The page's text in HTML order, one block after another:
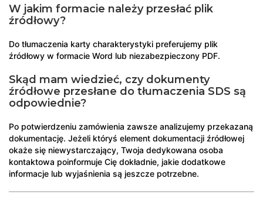
W jakim formacie należy przesłać plik
źródłowy?
Do tłumaczenia karty charakterystyki preferujemy plik
źródłowy w formacie Word lub niezabezpieczony PDF.
Skąd mam wiedzieć, czy dokumenty
źródłowe przesłane do tłumaczenia SDS są
odpowiednie?
Po potwierdzeniu zamówienia zawsze analizujemy przekazaną
dokumentację. Jeżeli któryś element dokumentacji źródłowej
okaże się niewystarczający, Twoja dedykowana osoba
kontaktowa poinformuje Cię dokładnie, jakie dodatkowe
informacje lub wyjaśnienia są jeszcze potrzebne.